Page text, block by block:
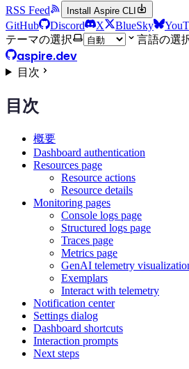
RSS Feed Install Aspire CLI
GitHub Discord X BlueSky
テーマの選択
言語の選
aspire.dev
目次
目次
概要
Dashboard authentication
Resources page
Resource actions
Resource details
Monitoring pages
Console logs page
Structured logs page
Traces page
Metrics page
GenAI telemetry
Exemplars
Interact with telemetry
Notification center
Settings dialog
Dashboard shortcuts
Interaction prompts
Next steps